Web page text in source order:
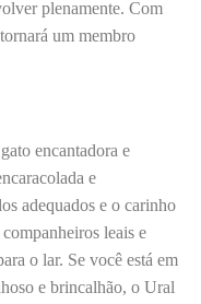
plenamente. Com
um membro
encantadora e
e
adequados e o carinho
leais e
o lar. Se você está em
e brincalhão, o Ural